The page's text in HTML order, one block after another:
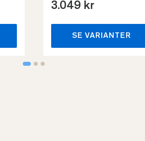
3.049 kr
SE VARIANTER